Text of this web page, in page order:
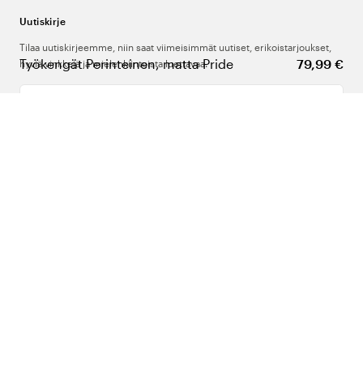
Työkengät Perinteinen, matta Pride 79,99 €
Uutiskirje
Tilaa uutiskirjeemme, niin saat viimeisimmät uutiset, erikoistarjoukset,
hyviä vinkkejä ja mielenkiintoista luettavaa.
Kirjoita sähköpostiosoitteesi